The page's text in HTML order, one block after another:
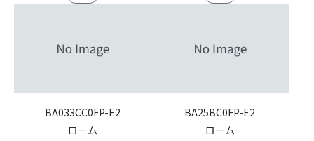
BA033CC0FP-E2
ローム
BA25BC0FP-E2
ローム